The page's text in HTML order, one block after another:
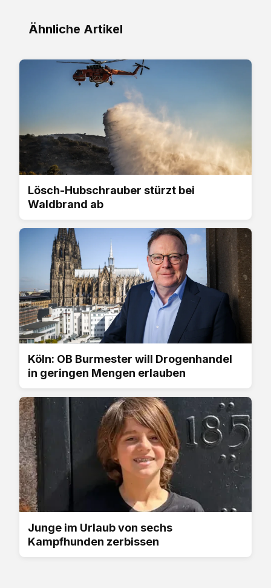
Ähnliche Artikel
Lösch-Hubschrauber stürzt bei
Waldbrand ab
Köln: OB Burmester will Drogenhandel
in geringen Mengen erlauben
Junge im Urlaub von sechs
Kampfhunden zerbissen